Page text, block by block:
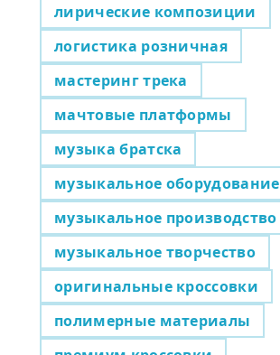
лирические композиции
логистика розничная
мастеринг трека
мачтовые платформы
музыка братска
музыкальное оборудование
музыкальное производство
музыкальное творчество
оригинальные кроссовки
полимерные материалы